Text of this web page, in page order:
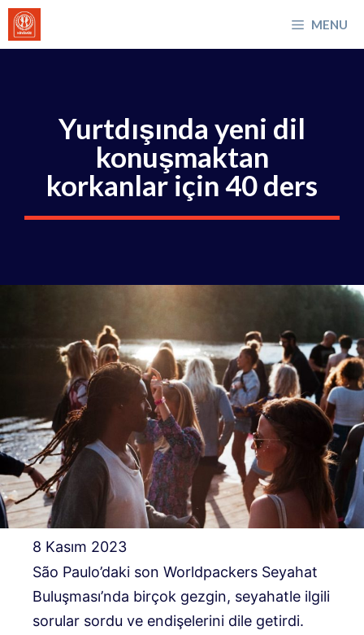
İçeriğe
atla
MENU
Yurtdışında yeni dil
konuşmaktan
korkanlar için 40 ders
8 Kasım 2023
São Paulo’daki son Worldpackers Seyahat
Buluşması’nda birçok gezgin, seyahatle ilgili
sorular sordu ve endişelerini dile getirdi.